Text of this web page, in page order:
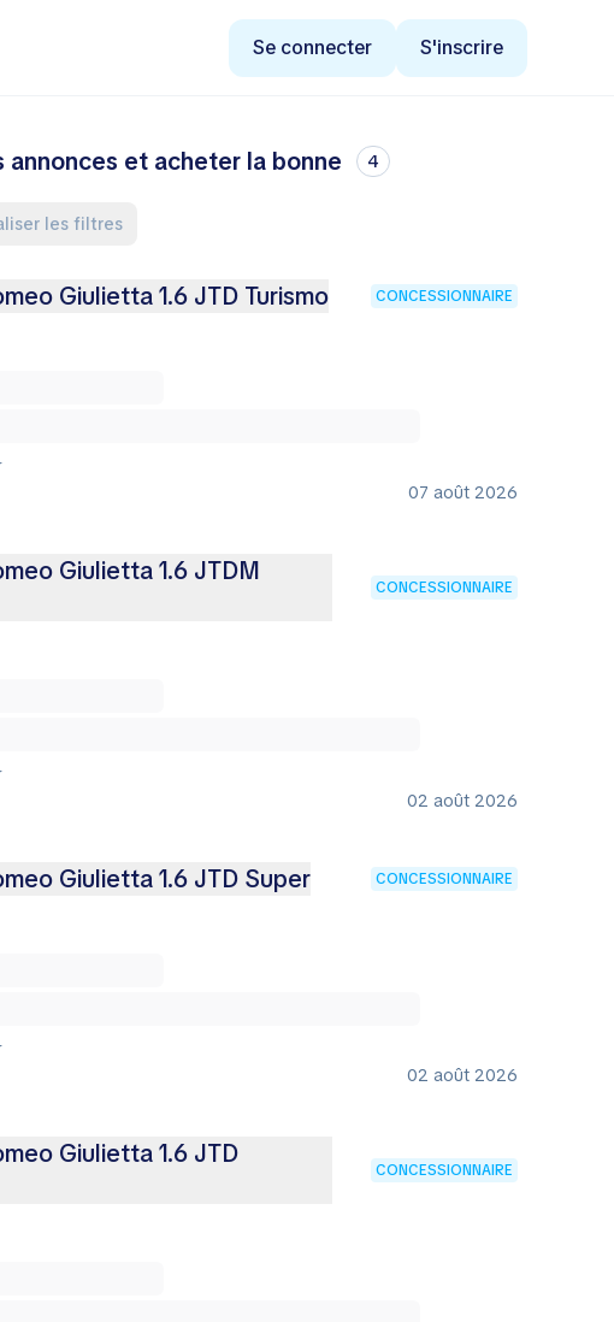
Se connecter S'inscrire
et acheter la bonne 4
les filtres
Giulietta 1.6 JTD Turismo CONCESSIONNAIRE
07 août 2026
Giulietta 1.6 JTDM
CONCESSIONNAIRE
02 août 2026
Giulietta 1.6 JTD Super CONCESSIONNAIRE
02 août 2026
Giulietta 1.6 JTD
CONCESSIONNAIRE